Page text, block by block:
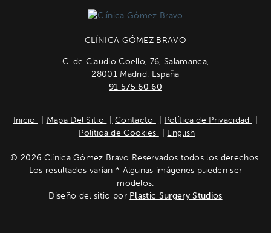
CLÍNICA GÓMEZ BRAVO
C. de Claudio Coello, 76, Salamanca,
28001 Madrid, España
91 575 60 60
Inicio Mapa Del Sitio Contacto
Política de Privacidad
Política de Cookies
English
© 2026 Clínica Gómez Bravo Reservados todos los derechos.
Los resultados varían * Algunas imágenes pueden ser
modelos.
Diseño del sitio por Plastic Surgery Studios